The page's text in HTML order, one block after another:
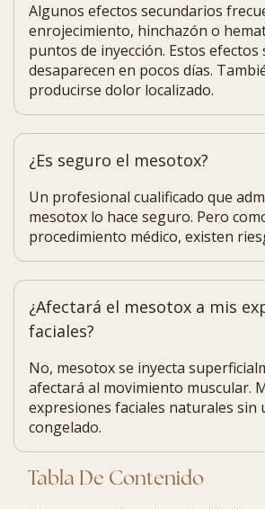
Algunos efectos secundarios
enrojecimiento, hinchazón o
puntos de inyección. Estos efectos
desaparecen en pocos días.
producirse dolor localizado.
¿Es seguro el mesotox?
Un profesional cualificado que
mesotox lo hace seguro. Pero
procedimiento médico, existen
¿Afectará el mesotox a mis
faciales?
No, mesotox se inyecta
afectará al movimiento muscular.
expresiones faciales naturales sin
congelado.
Tabla De Contenido